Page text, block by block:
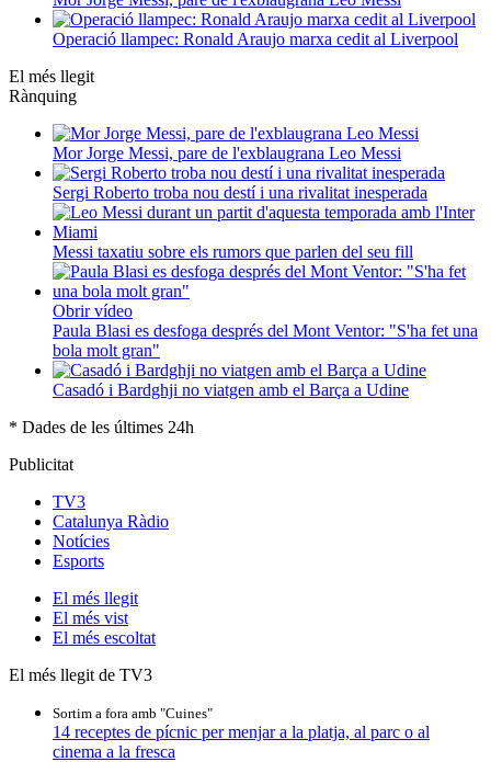
Operació llampec: Ronald Araujo marxa cedit al Liverpool
El més llegit
Rànquing
Mor Jorge Messi, pare de l'exblaugrana Leo Messi
Sergi Roberto troba nou destí i una rivalitat inesperada
Messi taxatiu sobre els rumors que parlen del seu fill
Obrir vídeo
Paula Blasi es desfoga després del Mont Ventor: "S'ha fet una
bola molt gran"
Casadó i Bardghji no viatgen amb el Barça a Udine
* Dades de les últimes 24h
Publicitat
TV3
Catalunya Ràdio
Notícies
Esports
El més llegit
El més vist
El més escoltat
El més llegit de TV3
Sortim a fora amb "Cuines"
14 receptes de pícnic per menjar a la platja, al parc o al
cinema a la fresca